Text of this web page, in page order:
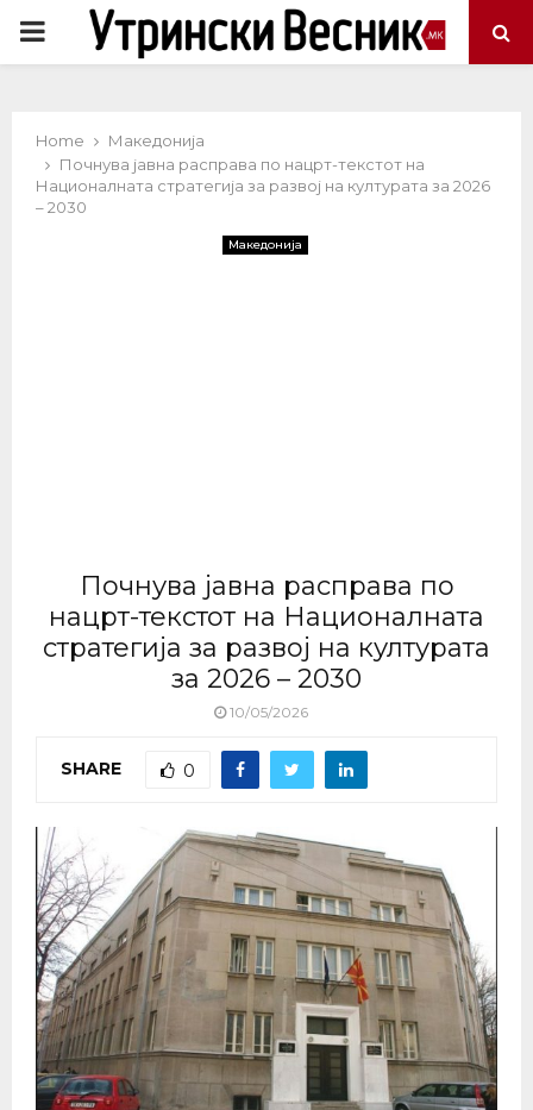
PRIMARY
Home
Македонија
Почнува јавна расправа по нацрт-текстот на
Националната стратегија за развој на културата за 2026
– 2030
Македонија
Почнува јавна расправа по
нацрт-текстот на Националната
стратегија за развој на културата
за 2026 – 2030
10/05/2026
SHARE 0